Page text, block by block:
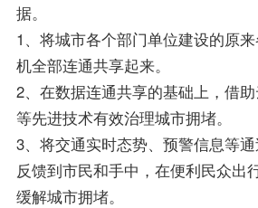
据。
1、将城市各个部门单位建设的原
机全部连通共享起来。
2、在数据连通共享的基础上，借
等先进技术有效治理城市拥堵。
3、将交通实时态势、预警信息等
反馈到市民和手中，在便利民众出
缓解城市拥堵。